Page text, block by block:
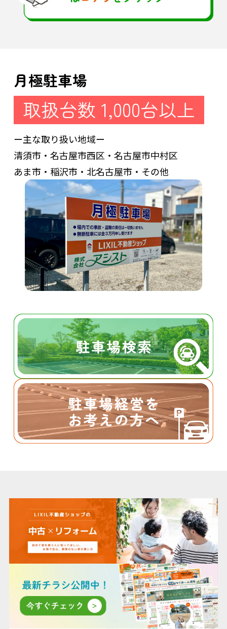
月極駐車場
取扱台数 1,000台以上
ー主な取り扱い地域ー
清須市・名古屋市西区・名古屋市中村区
あま市・稲沢市・北名古屋市・その他